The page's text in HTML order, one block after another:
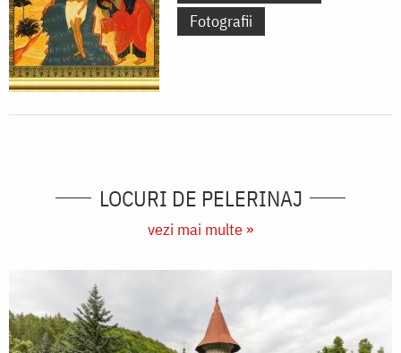
Fotografii
LOCURI DE PELERINAJ
vezi mai multe »